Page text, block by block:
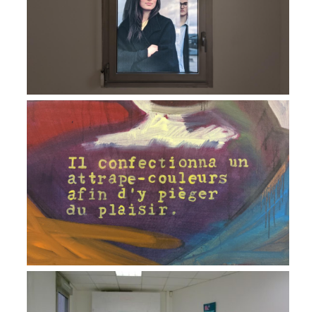
Chromatique Panoramique
VIEW
Panoramique Chromatique